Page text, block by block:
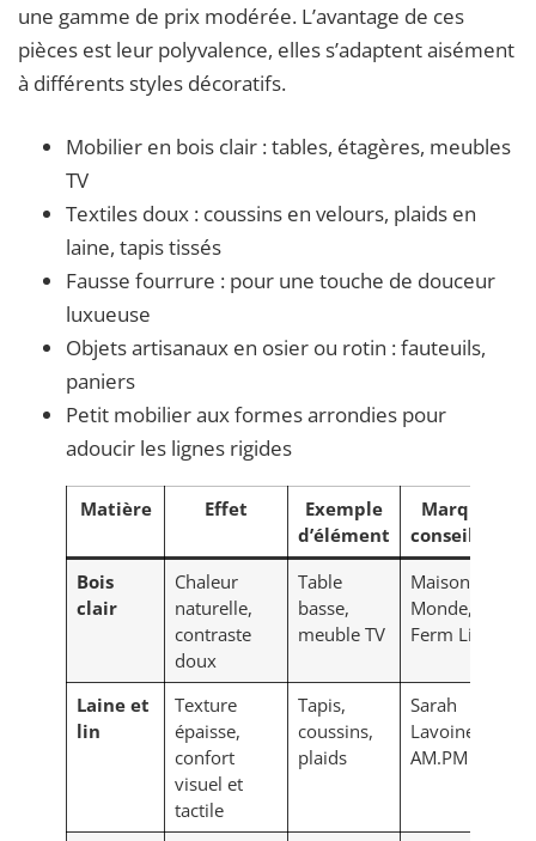
une gamme de prix modérée. L’avantage de ces
pièces est leur polyvalence, elles s’adaptent aisément
à différents styles décoratifs.
Mobilier en bois clair : tables, étagères, meubles
TV
Textiles doux : coussins en velours, plaids en
laine, tapis tissés
Fausse fourrure : pour une touche de douceur
luxueuse
Objets artisanaux en osier ou rotin : fauteuils,
paniers
Petit mobilier aux formes arrondies pour
adoucir les lignes rigides
Matière Effet
Exemple
d’élément
Marques
conseillées
Bois
clair
Chaleur
naturelle,
contraste
doux
Table
basse,
meuble TV
Maison du
Monde,
Ferm Living
Laine et
lin
Texture
épaisse,
confort
visuel et
tactile
Tapis,
coussins,
plaids
Sarah
Lavoine,
AM.PM